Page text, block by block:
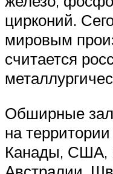
цирконий.
мировым
считается
Обширные
на
Канады, США,